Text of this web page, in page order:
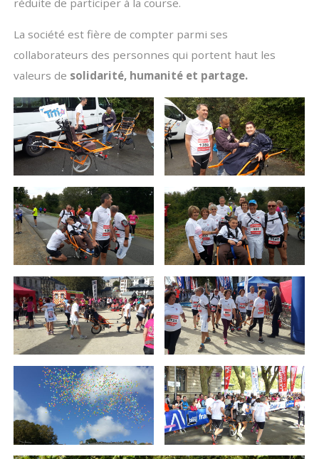
réduite de participer à la course.
La société est fière de compter parmi ses
collaborateurs des personnes qui portent haut les
valeurs de solidarité, humanité et partage.